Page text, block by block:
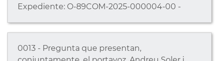
Expediente: O-89COM-2025-000004-00 -
0013 - Pregunta que presentan,